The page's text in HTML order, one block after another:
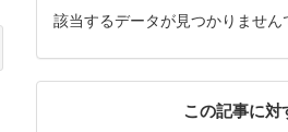
該当するデータが見つかりません
この記事に